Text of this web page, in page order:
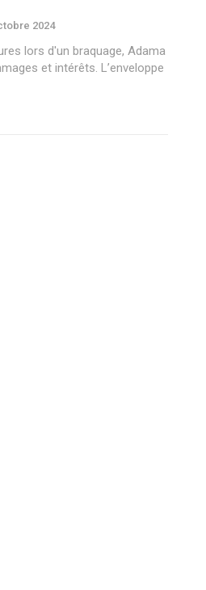
2024
lors d'un braquage, Adama
et intérêts. L’enveloppe